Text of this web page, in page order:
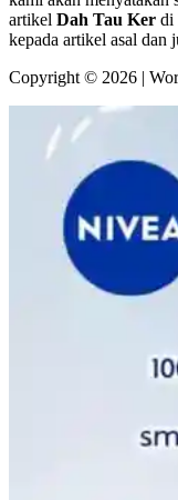
artikel Dah Tau Ker di
kepada artikel asal dan
Copyright © 2026 |